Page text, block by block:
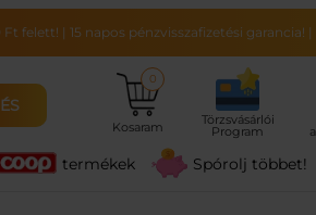
Ft felett! | 15 napos pénzvisszafizetési garancia! |
Kosaram
0
termékek Spórolj többet!